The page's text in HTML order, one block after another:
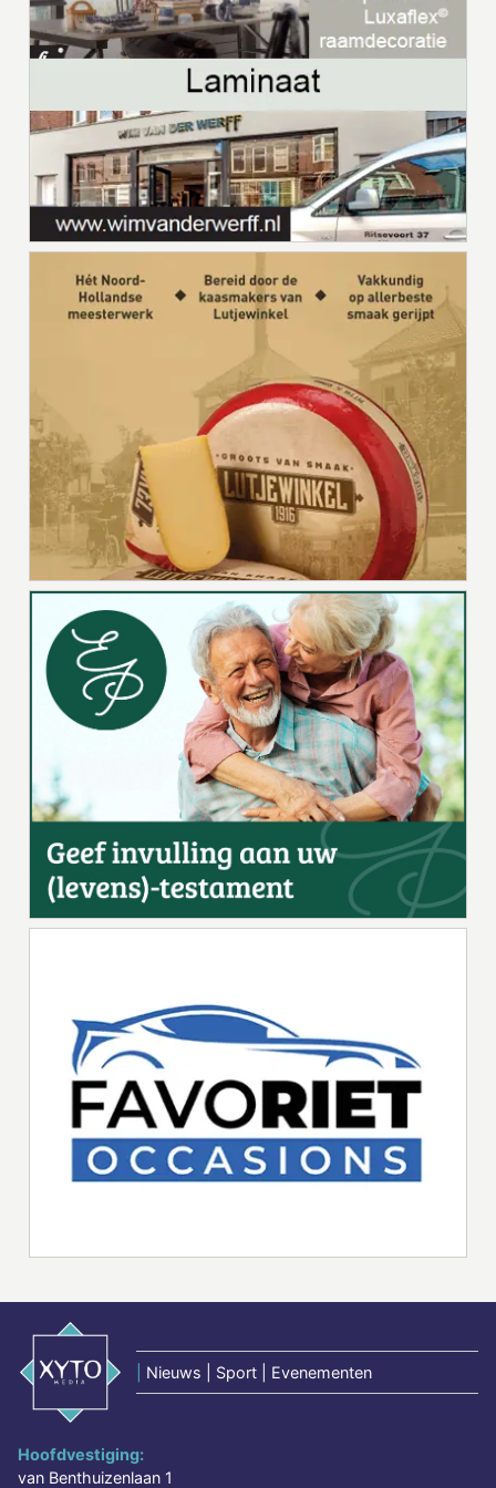
Nieuws | Sport | Evenementen
Hoofdvestiging:
van Benthuizenlaan 1